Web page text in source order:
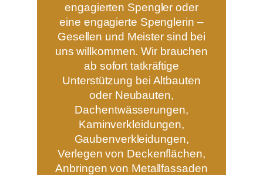
engagierten Spengler oder
eine engagierte Spenglerin –
Gesellen und Meister sind bei
uns willkommen. Wir brauchen
ab sofort tatkräftige
Unterstützung bei Altbauten
oder Neubauten,
Dachentwässerungen,
Kaminverkleidungen,
Gaubenverkleidungen,
Verlegen von Deckenflächen,
Anbringen von Metallfassaden